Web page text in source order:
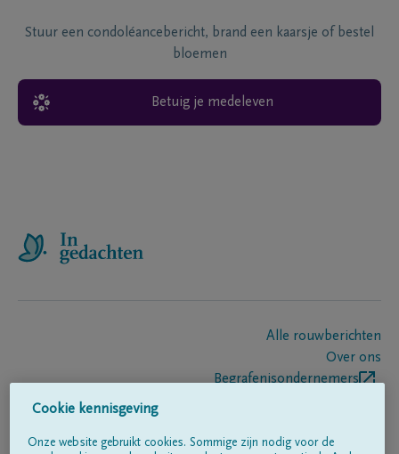
Stuur een condoléancebericht, brand een kaarsje of bestel
bloemen
Betuig je medeleven
Alle rouwberichten
Over ons
Begrafenisondernemers
Cookie kennisgeving
Onze website gebruikt cookies. Sommige zijn nodig voor de